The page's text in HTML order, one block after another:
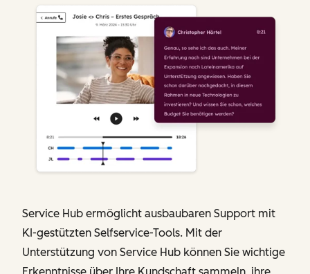
Service Hub ermöglicht ausbaubaren Support mit
KI-gestützten Selfservice-Tools. Mit der
Unterstützung von Service Hub können Sie wichtige